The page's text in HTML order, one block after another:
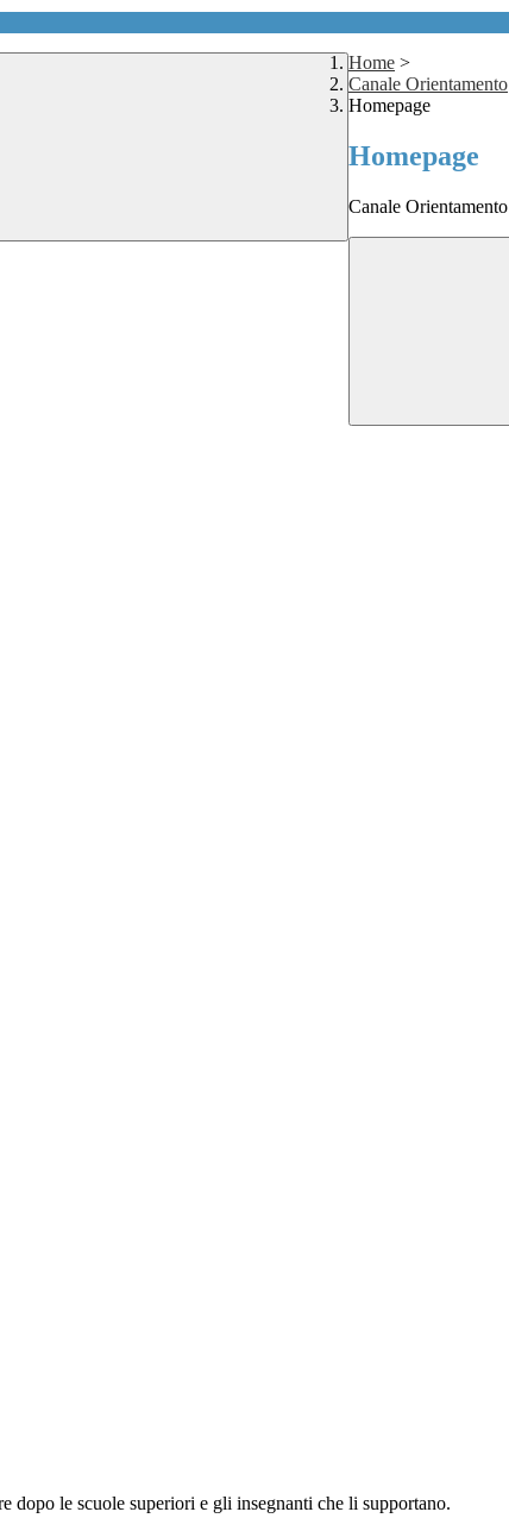
Home >
Canale Orientamento
Homepage
Homepage
Canale Orientamento
dopo le scuole superiori e gli insegnanti che li supportano.